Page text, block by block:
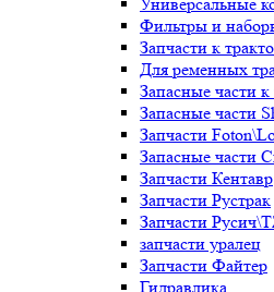
Фильтры и
Запчасти к
Для ременных
Запасные части
Запасные части
Запчасти
Запасные части
Запчасти Кентавр
Запчасти Рустрак
Запчасти
запчасти уралец
Запчасти Файтер
Гидравлика